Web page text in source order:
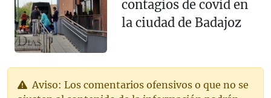
contagios de covid en
la ciudad de Badajoz
Aviso: Los comentarios ofensivos o que no se